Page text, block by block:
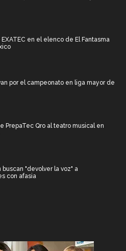
en el elenco de El Fantasma
por el campeonato en liga mayor de
PrepaTec Qro al teatro musical en
buscan "devolver la voz" a
con afasia